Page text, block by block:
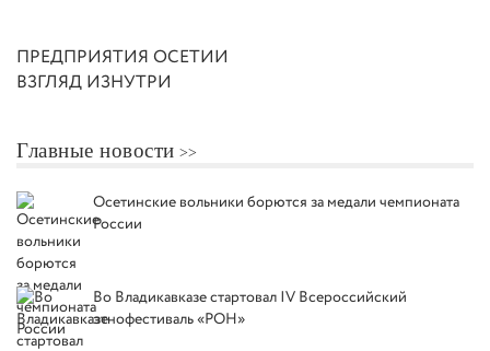
ПРЕДПРИЯТИЯ ОСЕТИИ
ВЗГЛЯД ИЗНУТРИ
Главные новости
Осетинские вольники борются за медали чемпионата
России
Во Владикавказе стартовал IV Всероссийский
этнофестиваль «РОН»